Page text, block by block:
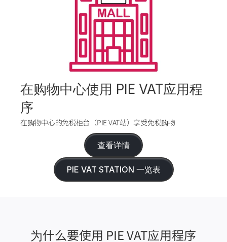
在购物中心使用 PIE VAT应用程
序
在购物中心的免税柜台（PIE VAT站）享受免税购物
查看详情
PIE VAT STATION 一览表